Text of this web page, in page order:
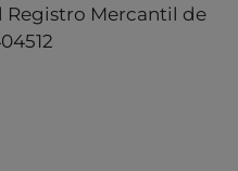
Registro Mercantil de